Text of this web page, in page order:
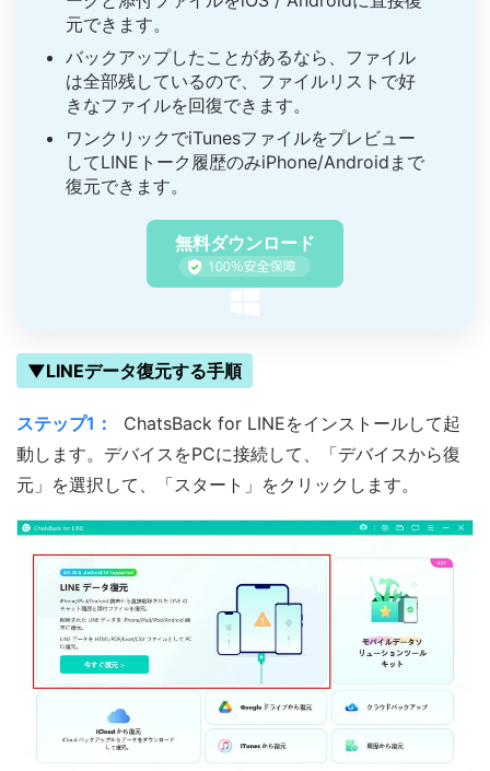
元できます。
バックアップしたことがあるなら、ファイル
は全部残しているので、ファイルリストで好
きなファイルを回復できます。
ワンクリックでiTunesファイルをプレビュー
してLINEトーク履歴のみiPhone/Androidまで
復元できます。
無料ダウンロード
▼LINEデータ復元する手順
ステップ1：
ChatsBack for LINEをインストールして起
動します。デバイスをPCに接続して、「デバイスから復
元」を選択して、「スタート」をクリックします。